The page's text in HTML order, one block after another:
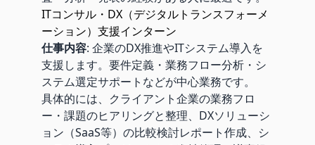
ITコンサル・DX（デジタルトランスフォーメ
ーション）支援インターン
仕事内容: 企業のDX推進やITシステム導入を
支援します。要件定義・業務フロー分析・シ
ステム選定サポートなどが中心業務です。
具体的には、クライアント企業の業務フロ
ー・課題のヒアリングと整理、DXソリューシ
ョン（SaaS等）の比較検討レポート作成、シ